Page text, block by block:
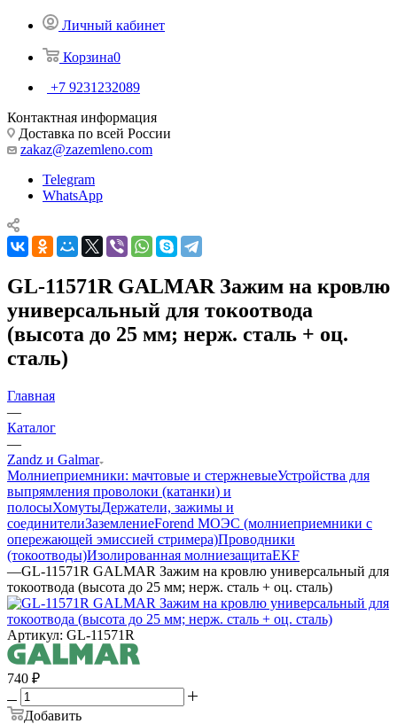
Личный кабинет
Корзина0
+7 9231232089
Контактная информация
Доставка по всей России
zakaz@zazemleno.com
Telegram
WhatsApp
GL-11571R GALMAR Зажим на кровлю
универсальный для токоотвода
(высота до 25 мм; нерж. сталь + оц.
сталь)
Главная
—
Каталог
—
Zandz и Galmar
Молниеприемники: мачтовые и стержневыеУстройства для
выпрямления проволоки (катанки) и
полосыХомутыДержатели, зажимы и
соединителиЗаземлениеForend МОЭС (молниеприемники с
опережающей эмиссией стримера)Проводники
(токоотводы)Изолированная молниезащитаEKF
—GL-11571R GALMAR Зажим на кровлю универсальный для
токоотвода (высота до 25 мм; нерж. сталь + оц. сталь)
Артикул: GL-11571R
740 ₽
Добавить